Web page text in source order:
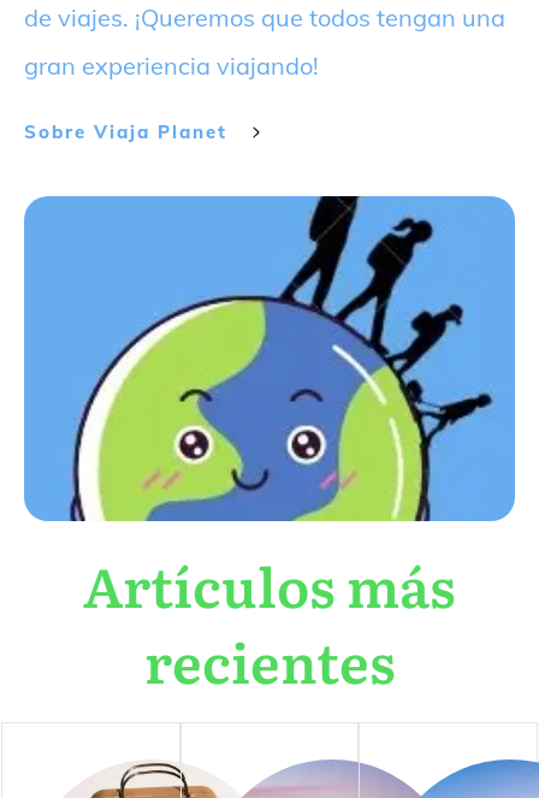
de viajes. ¡Queremos que todos tengan una
gran experiencia viajando!
Sobre Viaja Planet
Artículos más
recientes